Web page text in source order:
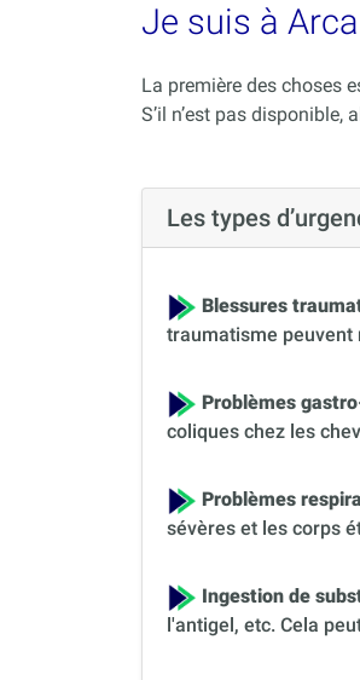
Je suis à
La première des choses
S’il n’est pas
Les types
Blessures
traumatisme peuvent
Problèmes
coliques chez les
Problèmes
sévères et les corps
Ingestion de
l'antigel, etc. Cela